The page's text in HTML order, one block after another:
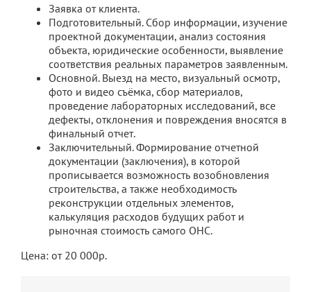
Заявка от клиента.
Подготовительный. Сбор информации, изучение
проектной документации, анализ состояния
объекта, юридические особенности, выявление
соответствия реальных параметров заявленным.
Основной. Выезд на место, визуальный осмотр,
фото и видео съёмка, сбор материалов,
проведение лабораторных исследований, все
дефекты, отклонения и повреждения вносятся в
финальный отчет.
Заключительный. Формирование отчетной
документации (заключения), в которой
прописывается возможность возобновления
строительства, а также необходимость
реконструкции отдельных элементов,
калькуляция расходов будущих работ и
рыночная стоимость самого ОНС.
Цена: от 20 000р.